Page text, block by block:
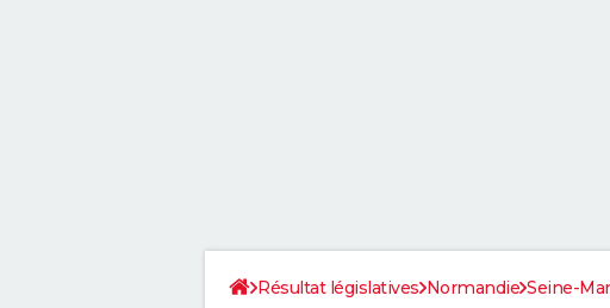
Résultat législatives Normandie Seine-